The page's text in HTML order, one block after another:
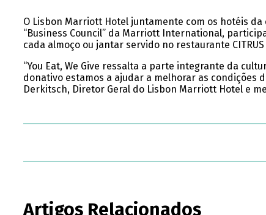
O Lisbon Marriott Hotel juntamente com os hotéis
“Business Council” da Marriott International,
cada almoço ou jantar servido no restaurante
“You Eat, We Give ressalta a parte integrante da
donativo estamos a ajudar a melhorar as condições
Derkitsch, Diretor Geral do Lisbon Marriott Hotel e
Artigos Relacionados